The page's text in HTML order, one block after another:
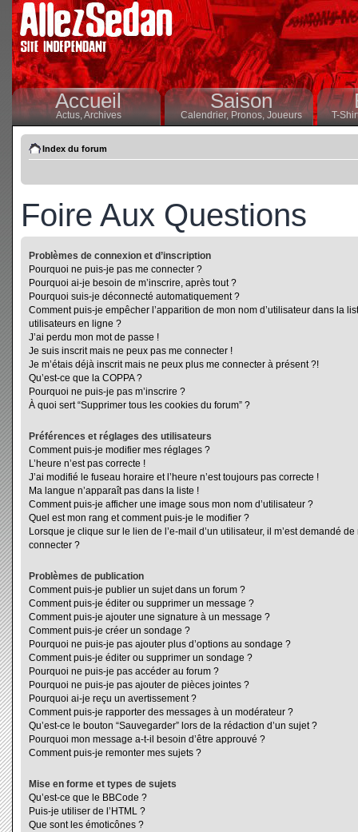
Accueil
Actus,Archives
Saison
Calendrier,Pronos, Joueurs T-
Index du forum
Foire Aux Questions
Problèmes de connexion et d’inscription
Pourquoi ne puis-je pas me connecter ?
Pourquoi ai-je besoin de m’inscrire, après tout ?
Pourquoi suis-je déconnecté automatiquement ?
Comment puis-je empêcher l’apparition de mon nom d’utilisateur dans la
utilisateurs en ligne ?
J’ai perdu mon mot de passe !
Je suis inscrit mais ne peux pas me connecter !
Je m’étais déjà inscrit mais ne peux plus me connecter à présent ?!
Qu’est-ce que la COPPA ?
Pourquoi ne puis-je pas m’inscrire ?
À quoi sert “Supprimer tous les cookies du forum” ?
Préférences et réglages des utilisateurs
Comment puis-je modifier mes réglages ?
L’heure n’est pas correcte !
J’ai modifié le fuseau horaire et l’heure n’est toujours pas correcte !
Ma langue n’apparaît pas dans la liste !
Comment puis-je afficher une image sous mon nom d’utilisateur ?
Quel est mon rang et comment puis-je le modifier ?
Lorsque je clique sur le lien de l’e-mail d’un utilisateur, il m’est demandé de
connecter ?
Problèmes de publication
Comment puis-je publier un sujet dans un forum ?
Comment puis-je éditer ou supprimer un message ?
Comment puis-je ajouter une signature à un message ?
Comment puis-je créer un sondage ?
Pourquoi ne puis-je pas ajouter plus d’options au sondage ?
Comment puis-je éditer ou supprimer un sondage ?
Pourquoi ne puis-je pas accéder au forum ?
Pourquoi ne puis-je pas ajouter de pièces jointes ?
Pourquoi ai-je reçu un avertissement ?
Comment puis-je rapporter des messages à un modérateur ?
Qu’est-ce le bouton “Sauvegarder” lors de la rédaction d’un sujet ?
Pourquoi mon message a-t-il besoin d’être approuvé ?
Comment puis-je remonter mes sujets ?
Mise en forme et types de sujets
Qu’est-ce que le BBCode ?
Puis-je utiliser de l’HTML ?
Que sont les émoticônes ?